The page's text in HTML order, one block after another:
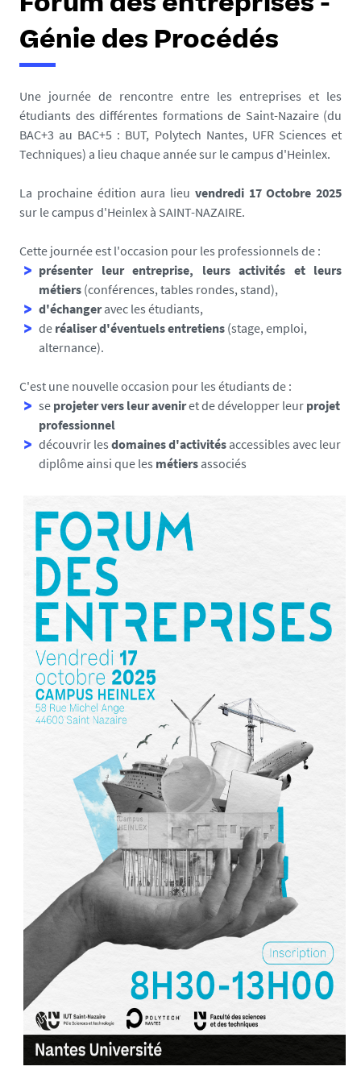
Forum des entreprises -
Génie des Procédés
Une journée de rencontre entre les entreprises et les
étudiants des différentes formations de Saint-Nazaire (du
BAC+3 au BAC+5 : BUT, Polytech Nantes, UFR Sciences et
Techniques) a lieu chaque année sur le campus d'Heinlex.
La prochaine édition aura lieu vendredi 17 Octobre 2025
sur le campus d'Heinlex à SAINT-NAZAIRE.
Cette journée est l'occasion pour les professionnels de :
présenter leur entreprise, leurs activités et leurs
métiers (conférences, tables rondes, stand),
d'échangeravec les étudiants,
de réaliser d'éventuels entretiens (stage, emploi,
alternance).
C'est une nouvelle occasion pour les étudiants de :
se projeter vers leur aveniret de développer leur projet
professionnel
découvrir les domaines d'activités accessibles avec leur
diplôme ainsi que les métiers associés